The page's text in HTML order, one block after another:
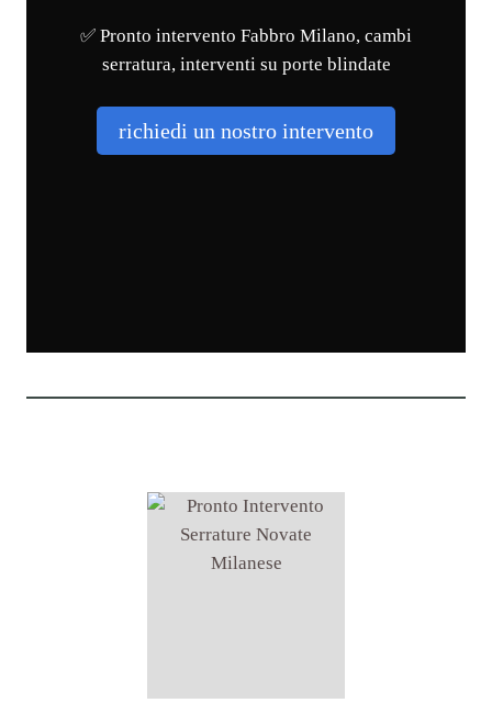
✅ Pronto intervento Fabbro Milano, cambi
serratura, interventi su porte blindate
richiedi un nostro intervento